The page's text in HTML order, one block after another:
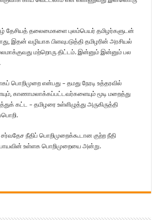
தேசியத் தலைமைகளை புலம்பெயர் தமிழர்களுடன்
இதன் வழியாக பிளவுபடுத்தி தமிழரின் அரசியல்
மற்றொரு திட்டம். இன்னும் இன்னும் பல
பொறிமுறை என்பது – தமது நேரடி உத்தரவில்
காணாமலாக்கப்பட்டவர்களையும் மூடி மறைத்து
கட்ட – தமிழரை உள்ளிழுத்து அருகிருத்தி
நீதிப் பொறிமுறைக்கூடான குற்ற நீதி
உள்ளக பொறிமுறையை அன்று.